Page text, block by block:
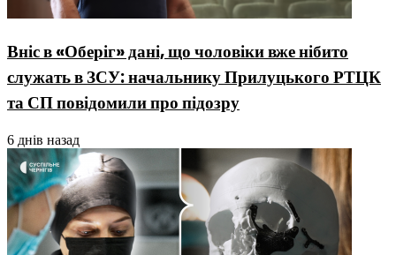
Вніс в «Оберіг» дані, що чоловіки вже нібито
служать в ЗСУ: начальнику Прилуцького РТЦК
та СП повідомили про підозру
6 днів назад